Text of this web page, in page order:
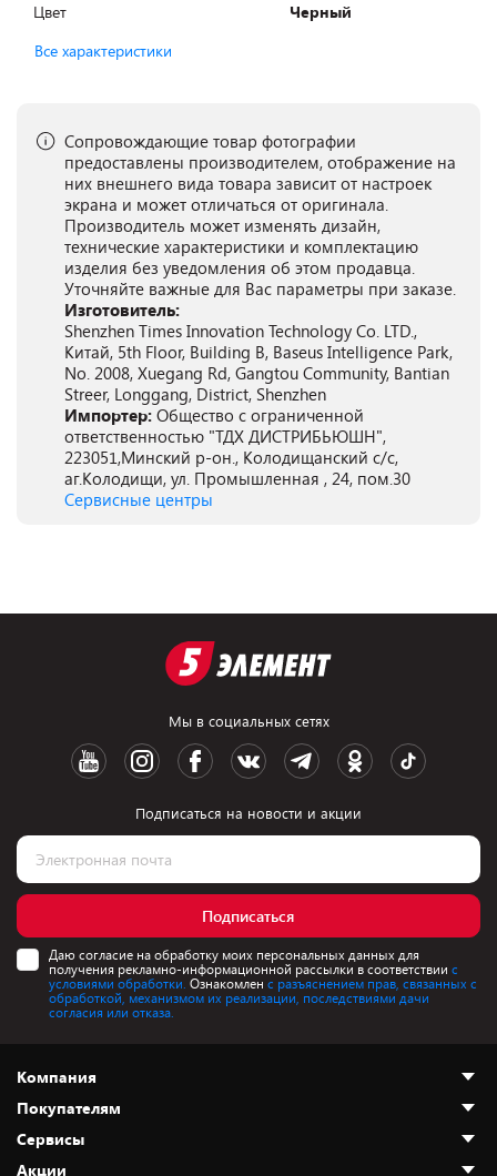
Цвет
Черный
Все характеристики
Сопровождающие товар фотографии
предоставлены производителем, отображение на
них внешнего вида товара зависит от настроек
экрана и может отличаться от оригинала.
Производитель может изменять дизайн,
технические характеристики и комплектацию
изделия без уведомления об этом продавца.
Уточняйте важные для Вас параметры при заказе.
Изготовитель:
Shenzhen Times Innovation Technology Co. LTD.,
Китай, 5th Floor, Building B, Baseus Intelligence Park,
No. 2008, Xuegang Rd, Gangtou Community, Bantian
Streer, Longgang, District, Shenzhen
Импортер: Общество с ограниченной
ответственностью "ТДХ ДИСТРИБЬЮШН",
223051,Минский р-он., Колодищанский с/с,
аг.Колодищи, ул. Промышленная , 24, пом.30
Сервисные центры
Мы в социальных сетях
Подписаться на новости и акции
Подписаться
Даю согласие на обработку моих персональных данных для
получения рекламно-информационной рассылки в соответствии с
условиями обработки. Ознакомлен с разъяснением прав, связанных с
обработкой, механизмом их реализации, последствиями дачи
согласия или отказа.
Компания
О нас
Адреса магазинов
Покупателям
Как сделать заказ
Сервисы
Акции